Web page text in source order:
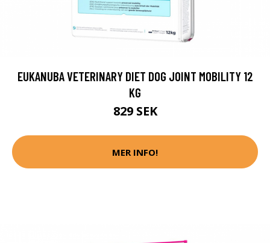
EUKANUBA VETERINARY DIET DOG JOINT MOBILITY 12
KG
829 SEK
MER INFO!